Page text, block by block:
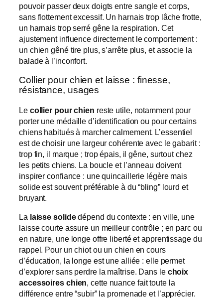
pouvoir passer deux doigts entre sangle et corps,
sans flottement excessif. Un harnais trop lâche frotte,
un harnais trop serré gêne la respiration. Cet
ajustement influence directement le comportement :
un chien gêné tire plus, s’arrête plus, et associe la
balade à l’inconfort.
Collier pour chien et laisse : finesse,
résistance, usages
Le collier pour chien reste utile, notamment pour
porter une médaille d’identification ou pour certains
chiens habitués à marcher calmement. L’essentiel
est de choisir une largeur cohérente avec le gabarit :
trop fin, il marque ; trop épais, il gêne, surtout chez
les petits chiens. La boucle et l’anneau doivent
inspirer confiance : une quincaillerie légère mais
solide est souvent préférable à du “bling” lourd et
bruyant.
La laisse solidedépend du contexte : en ville, une
laisse courte assure un meilleur contrôle ; en parc ou
en nature, une longe offre liberté et apprentissage du
rappel. Pour un chiot ou un chien en cours
d’éducation, la longe est une alliée : elle permet
d’explorer sans perdre la maîtrise. Dans le choix
accessoires chien, cette nuance fait toute la
différence entre “subir” la promenade et l’apprécier.